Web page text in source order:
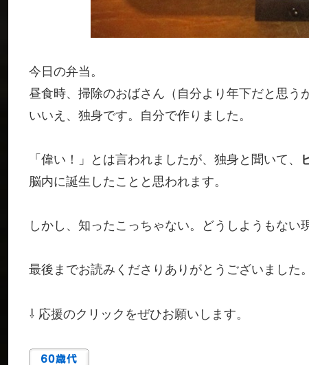
今日の弁当。
昼食時、掃除のおばさん（自分より年下だと思う
いいえ、独身です。自分で作りました。
「偉い！」とは言われましたが、独身と聞いて、
脳内に誕生したことと思われます。
しかし、知ったこっちゃない。どうしようもない
最後までお読みくださりありがとうございました。
⇩ 応援のクリックをぜひお願いします。